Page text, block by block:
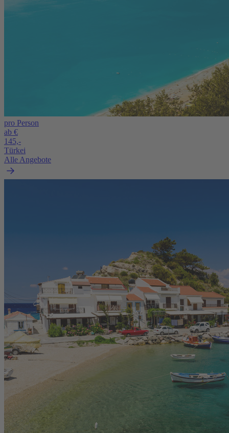
pro Person
ab €
145,-
Türkei
Alle Angebote